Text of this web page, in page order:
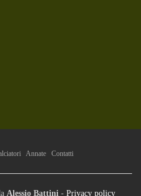
Annate Contatti
Alessio Battini - Privacy policy